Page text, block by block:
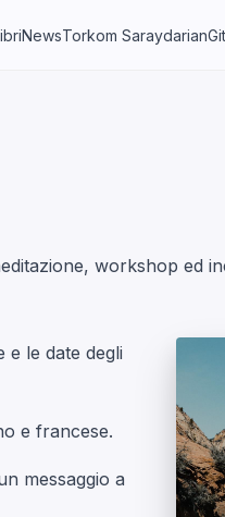
NewsTorkom Saraydarian
workshop ed
e le date degli
e francese.
messaggio a